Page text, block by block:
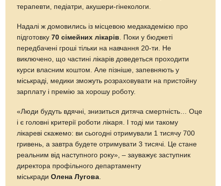
терапевти, педіатри, акушери-гінекологи.
Надалі ж домовились із місцевою медакадемією про
підготовку70 сімейних лікарів . Поки у бюджеті
передбачені гроші тільки на навчання 20-ти. Не
виключено, що частині лікарів доведеться проходити
курси власним коштом. Але пізніше, запевняють у
міськраді, медики зможуть розраховувати на пристойну
зарплату і премію за хорошу роботу.
«Люди будуть вдячні, знизиться дитяча смертність… Оце
і є головні критерії роботи лікаря. І тоді ми такому
лікареві скажемо: ви сьогодні отримували 1 тисячу 700
гривень, а завтра будете отримувати 3 тисячі. Це стане
реальним від наступного року», – зауважує заступник
директора профільного департаменту
міськрадиОлена Лугова